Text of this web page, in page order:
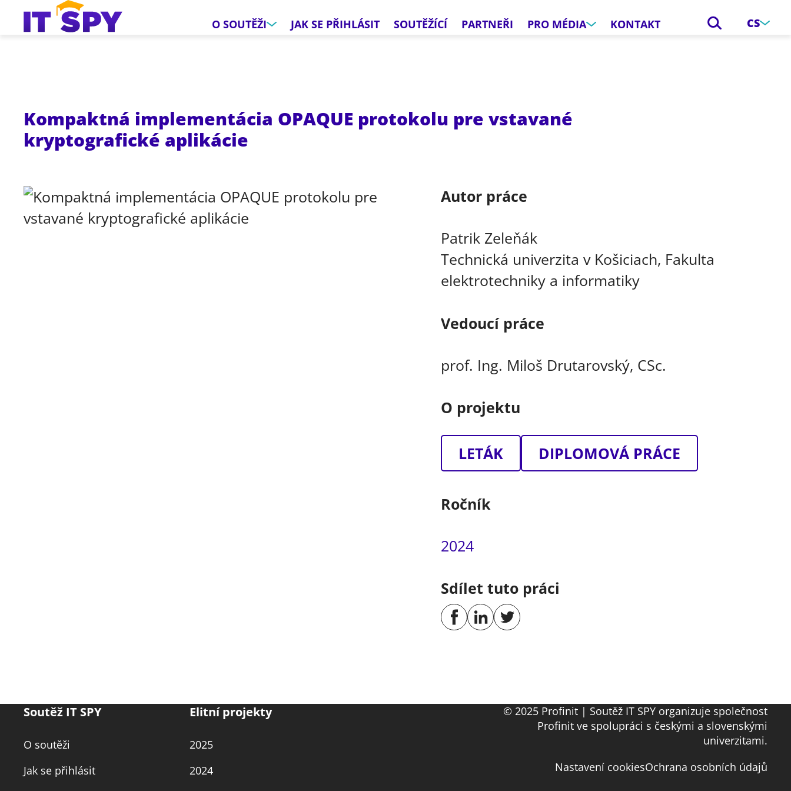
O SOUTĚŽI JAK SE PŘIHLÁSIT SOUTĚŽÍCÍ PARTNEŘI PRO MÉDIA KONTAKT CS
Kompaktná implementácia OPAQUE protokolu pre vstavané
kryptografické aplikácie
Autor práce
Patrik Zeleňák
Technická univerzita v Košiciach, Fakulta
elektrotechniky a informatiky
Vedoucí práce
prof. Ing. Miloš Drutarovský, CSc.
O projektu
LETÁK DIPLOMOVÁ PRÁCE
Ročník
2024
Sdílet tuto práci
Soutěž IT SPY
O soutěži
Jak se přihlásit
Elitní projekty
2025
2024
© 2025 Profinit | Soutěž IT SPY organizuje společnost
Profinit ve spolupráci s českými a slovenskými
univerzitami.
Nastavení cookiesOchrana osobních údajů